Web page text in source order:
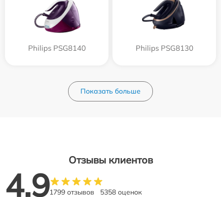
Philips PSG8140 Philips PSG8130
Показать больше
Отзывы клиентов
4.91799 отзывов 5358 оценок